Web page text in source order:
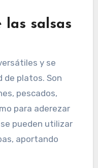
las salsas
y se
de platos. Son
pescados,
para aderezar
pueden utilizar
aportando